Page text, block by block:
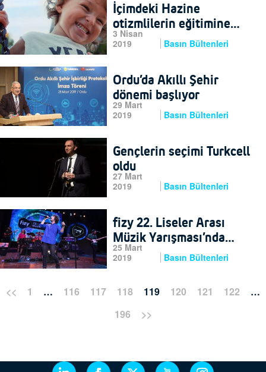
3 Nisan
2019
Basın Bültenleri
İçimdeki Hazine
otizmlilerin eğitimine
destek oluyor
29 Mart
2019
Basın Bültenleri
Ordu’da Akıllı Şehir
dönemi başlıyor
27 Mart
2019
Basın Bültenleri
Gençlerin seçimi Turkcell
oldu
25 Mart
2019
Basın Bültenleri
fizy 22. Liseler Arası
Müzik Yarışması’nda
sahne gençlerin
<< 1 … 116 117 118 119 120 121 122
…
196
>>